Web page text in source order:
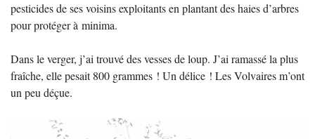
pesticides de ses voisins exploitants en plantant des haies d’arbres
pour protéger à minima.
Dans le verger, j’ai trouvé des vesses de loup. J’ai ramassé la plus
fraîche, elle pesait 800 grammes ! Un délice ! Les Volvaires m’ont
un peu déçue.